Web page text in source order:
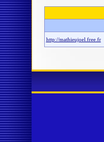
http://mathieujoel.free.fr